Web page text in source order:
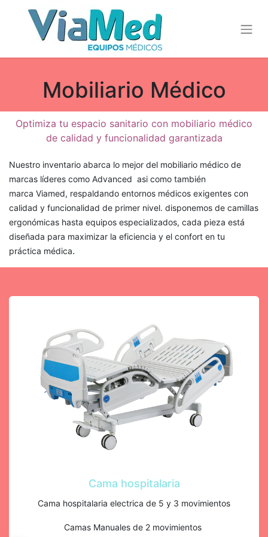
Mobiliario Médico
Optimiza tu espacio sanitario con mobiliario médico
de calidad y funcionalidad garantizada
Nuestro inventario abarca lo mejor del mobiliario médico de
marcas líderes como Advanced asi como también
marca Viamed, respaldando entornos médicos exigentes con
calidad y funcionalidad de primer nivel. disponemos de camillas
ergonómicas hasta equipos especializados, cada pieza está
diseñada para maximizar la eficiencia y el confort en tu
práctica médica.
Cama hospitalaria
Cama hospitalaria electrica de 5 y 3 movimientos
Camas Manuales de 2 movimientos